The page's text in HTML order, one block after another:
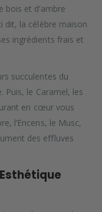
bois et d’ambre
dit, la célèbre maison
ingrédients frais et
succulentes du
Puis, le Caramel, les
en cœur vous
l’Encens, le Musc,
des effluves